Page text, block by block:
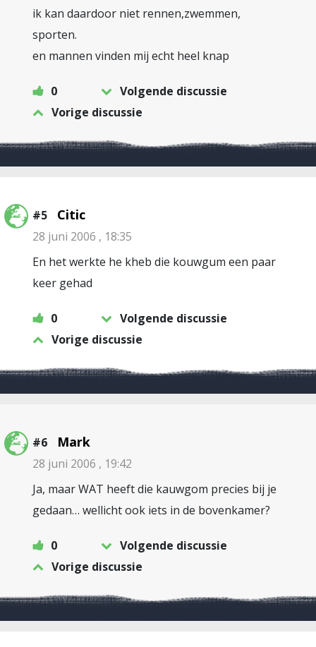
ik kan daardoor niet rennen,zwemmen,
sporten.
en mannen vinden mij echt heel knap
0
Volgende discussie
Vorige discussie
#5 Citic
28 juni 2006 , 18:35
En het werkte he kheb die kouwgum een paar
keer gehad
0
Volgende discussie
Vorige discussie
#6 Mark
28 juni 2006 , 19:42
Ja, maar WAT heeft die kauwgom precies bij je
gedaan… wellicht ook iets in de bovenkamer?
0
Volgende discussie
Vorige discussie